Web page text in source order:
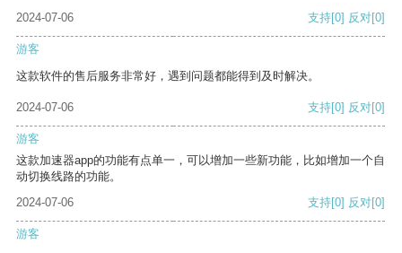
2024-07-06 支持[0] 反对[0]
游客
这款软件的售后服务非常好，遇到问题都能得到及时解决。
2024-07-06 支持[0] 反对[0]
游客
这款加速器app的功能有点单一，可以增加一些新功能，比如增加一个自
动切换线路的功能。
2024-07-06
支持[0] 反对[0]
游客